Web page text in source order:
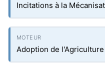
Incitations à la
Adoption de